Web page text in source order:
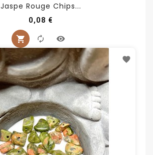
Jaspe Rouge Chips...
0,08 €